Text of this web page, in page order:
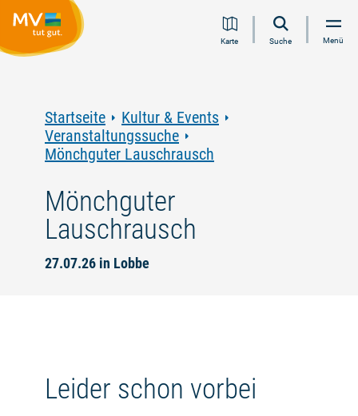
Inhalt
Navigation
Volltextsuche
FooterKarte Suche Menü
Startseite
Kultur & Events
Veranstaltungssuche
Mönchguter Lauschrausch
Mönchguter
Lauschrausch
27.07.26 in Lobbe
Leider schon vorbei